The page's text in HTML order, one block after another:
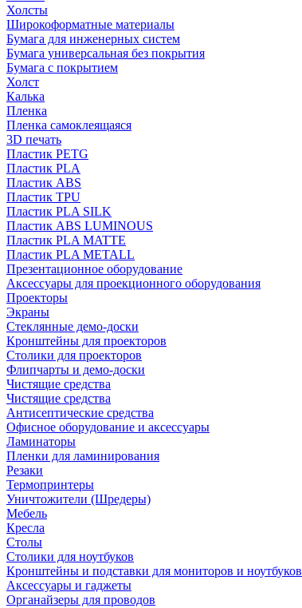
Холсты
Широкоформатные материалы
Бумага для инженерных систем
Бумага универсальная без покрытия
Бумага с покрытием
Холст
Калька
Пленка
Пленка самоклеящаяся
3D печать
Пластик PETG
Пластик PLA
Пластик ABS
Пластик TPU
Пластик PLA SILK
Пластик ABS LUMINOUS
Пластик PLA MATTE
Пластик PLA METALL
Презентационное оборудование
Аксессуары для проекционного оборудования
Проекторы
Экраны
Стеклянные демо-доски
Кронштейны для проекторов
Столики для проекторов
Флипчарты и демо-доски
Чистящие средства
Чистящие средства
Антисептические средства
Офисное оборудование и аксессуары
Ламинаторы
Пленки для ламинирования
Резаки
Термопринтеры
Уничтожители (Шредеры)
Мебель
Кресла
Столы
Столики для ноутбуков
Кронштейны и подставки для мониторов и ноутбуков
Аксессуары и гаджеты
Органайзеры для проводов